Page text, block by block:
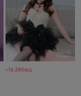
￥16,280税込